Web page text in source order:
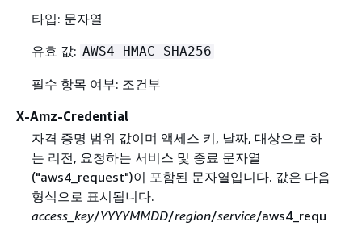
타입: 문자열
유효 값: AWS4-HMAC-SHA256
필수 항목 여부: 조건부
X-Amz-Credential
자격 증명 범위 값이며 액세스 키, 날짜, 대상으로 하
는 리전, 요청하는 서비스 및 종료 문자열
("aws4_request")이 포함된 문자열입니다. 값은 다음
형식으로 표시됩니다.
access_key/YYYYMMDD/region/service/aws4_requ